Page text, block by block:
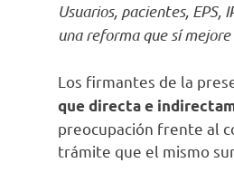
Usuarios, pacientes,
una reforma que sí
Los firmantes de la
que directa e
preocupación frente al
trámite que el mismo